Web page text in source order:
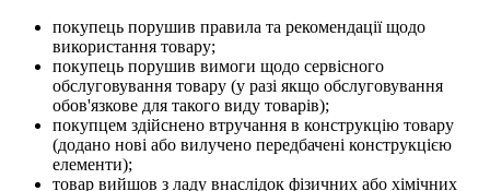
покупець порушив правила та рекомендації щодо
використання товару;
покупець порушив вимоги щодо сервісного
обслуговування товару (у разі якщо обслуговування
обов'язкове для такого виду товарів);
покупцем здійснено втручання в конструкцію товару
(додано нові або вилучено передбачені конструкцією
елементи);
товар вийшов з ладу внаслідок фізичних або хімічних